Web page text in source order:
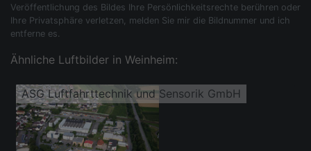
Veröffentlichung des Bildes Ihre Persönlichkeitsrechte berühren oder
Ihre Privatsphäre verletzen, melden Sie mir die Bildnummer und ich
entferne es.
Ähnliche Luftbilder in Weinheim:
ASG Luftfahrttechnik und Sensorik GmbH